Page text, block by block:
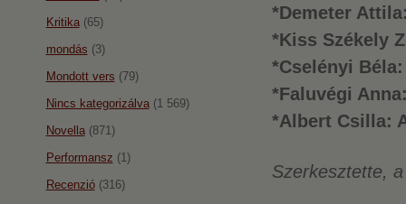
*Demeter
*Kiss Székely
*Cselényi
*Faluvégi
*Albert Csilla:
Szerkesztette,
Kritika(65)
mondás (3)
Mondott vers (79)
Nincs kategorizálva(1 569)
Novella(871)
Performansz (1)
Recenzió(316)